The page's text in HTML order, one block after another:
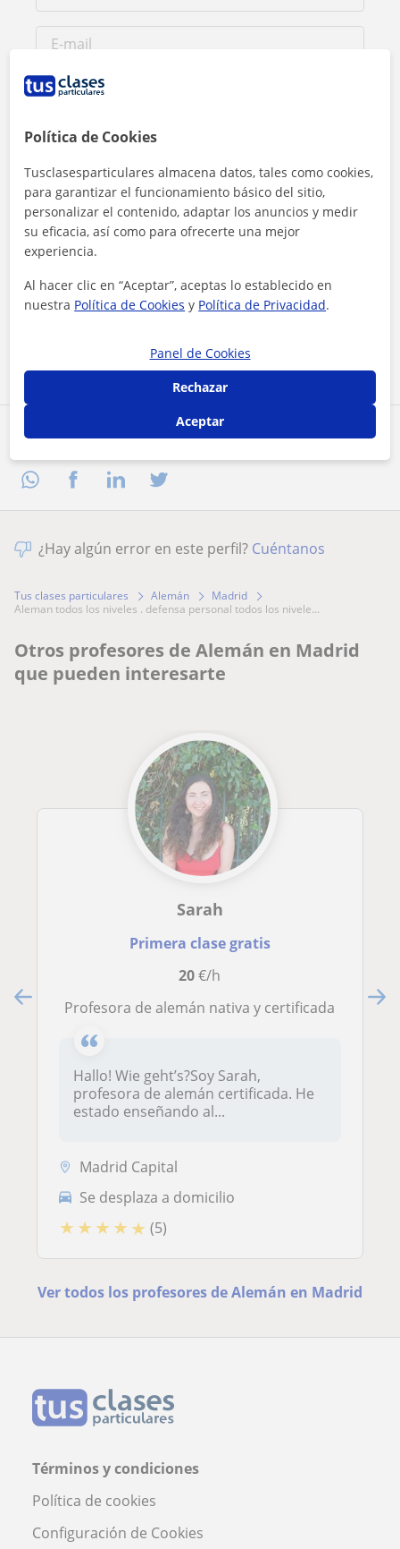
Comparte a este profesor
Al hacer clic, aceptas nuestroaviso legaly deprivacidad
Contactar ahora
¿Hay algún error en este perfil? Cuéntanos
Tus clases particulares Alemán
Madrid
aleman todos los niveles . defensa personal todos los nivele...
Otros profesores de Alemán en Madrid
que pueden interesarte
Sarah
Primera clase gratis
20€/h
Profesora de alemán nativa y certificada
Hallo! Wie geht’s?Soy Sarah,
profesora de alemán certificada. He
estado enseñando al...
Madrid Capital
Se desplaza a domicilio
★ ★ ★ ★ ★ (5)
Ver todos los profesores de Alemán en Madrid
Términos y condiciones
Política de cookies
Configuración de Cookies
Política de Cookies
Tusclasesparticulares almacena datos, tales como cookies,
para garantizar el funcionamiento básico del sitio,
personalizar el contenido, adaptar los anuncios y medir
su eficacia, así como para ofrecerte una mejor
experiencia.
Al hacer clic en “Aceptar”, aceptas lo establecido en
nuestra Política de Cookies y Política de Privacidad.
Panel de Cookies
Rechazar
Aceptar